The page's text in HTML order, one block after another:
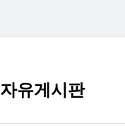
자유게시판